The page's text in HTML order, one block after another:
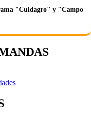
"Cuidagro" y "Campo